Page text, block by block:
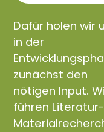
Dafür holen wir
in der
zunächst den
nötigen Input.
führen